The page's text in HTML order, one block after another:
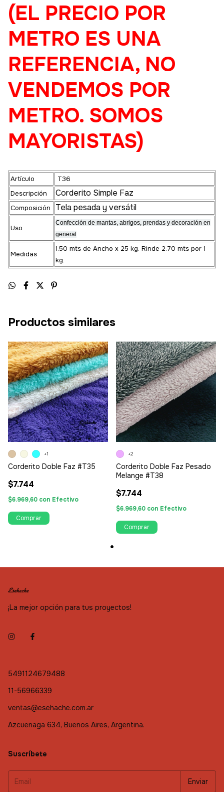
(EL PRECIO POR
METRO ES UNA
REFERENCIA, NO
VENDEMOS POR
METRO. SOMOS
MAYORISTAS)
Artículo
T36
Descripción
Corderito Simple Faz
Composición Tela pesada y versátil
Uso
Confección de mantas, abrigos, prendas y decoración en
general
Medidas
1.50 mts de Ancho x 25 kg. Rinde 2.70 mts por 1
kg.
Productos similares
Corderito Doble Faz #T35
$7.744
$6.969,60 con Efectivo
+1
Comprar
Corderito Doble Faz Pesado
Melange #T38
$7.744
$6.969,60 con Efectivo
+2
Comprar
¡La mejor opción para tus proyectos!
5491124679488
11-56966339
ventas@esehache.com.ar
Azcuenaga 634, Buenos Aires, Argentina.
Suscríbete